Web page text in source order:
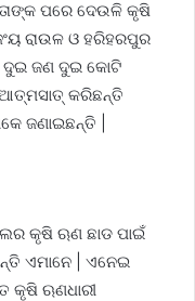
ପରେ ଦେଉଳି କୃଷି
ରାଉଳ ଓ ହରିହରପୁର
ଦୁଇ ଜଣ ଦୁଇ କୋଟି
ଆତ୍ମସାତ୍ କରିଛନ୍ତି
ଜଣାଇଛନ୍ତି |
କୃଷି ଋଣ ଛାଡ ପାଇଁ
ଏମାନେ | ଏନେଇ
କୃଷି ଋଣଧାରୀ